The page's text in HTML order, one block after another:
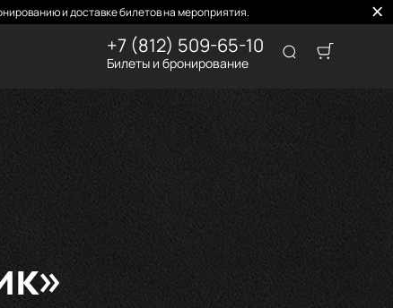
и доставке билетов на мероприятия.
+7 (812) 509-65-10
Билеты и бронирование